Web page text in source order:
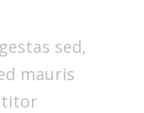
sed,
mauris